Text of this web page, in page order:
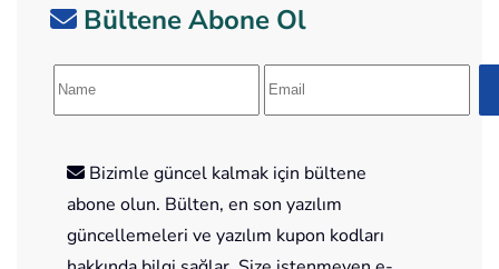
Bültene Abone Ol
Bizimle güncel kalmak için bültene
abone olun. Bülten, en son yazılım
güncellemeleri ve yazılım kupon kodları